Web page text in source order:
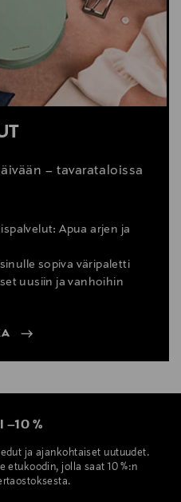
– tavarataloissa
Apua arjen ja
sopiva väripaletti
uusiin ja vanhoihin
–10 %
ja ajankohtaiset uutuudet.
etukoodin, jolla saat 10 %:n